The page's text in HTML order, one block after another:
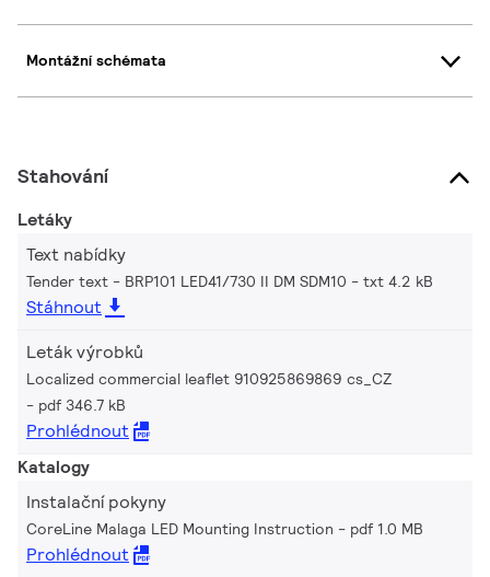
Montážní schémata
Stahování
Letáky
Text nabídky
Tender text - BRP101 LED41/730 II DM SDM10 txt 4.2 kB
Stáhnout
Leták výrobků
Localized commercial leaflet 910925869869 cs_CZ
pdf 346.7 kB
Prohlédnout
Katalogy
Instalační pokyny
CoreLine Malaga LED Mounting Instruction pdf 1.0 MB
Prohlédnout